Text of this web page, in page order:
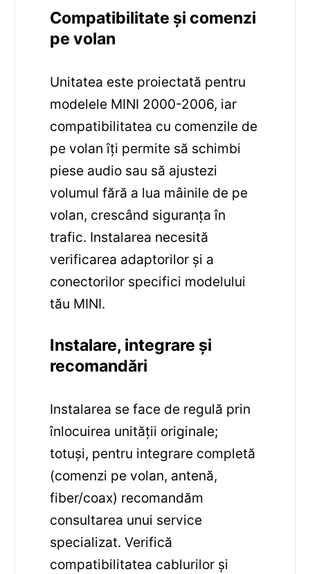
Compatibilitate și comenzi
pe volan
Unitatea este proiectată pentru
modelele MINI 2000-2006, iar
compatibilitatea cu comenzile de
pe volan îți permite să schimbi
piese audio sau să ajustezi
volumul fără a lua mâinile de pe
volan, crescând siguranța în
trafic. Instalarea necesită
verificarea adaptorilor și a
conectorilor specifici modelului
tău MINI.
Instalare, integrare și
recomandări
Instalarea se face de regulă prin
înlocuirea unității originale;
totuși, pentru integrare completă
(comenzi pe volan, antenă,
fiber/coax) recomandăm
consultarea unui service
specializat. Verifică
compatibilitatea cablurilor și